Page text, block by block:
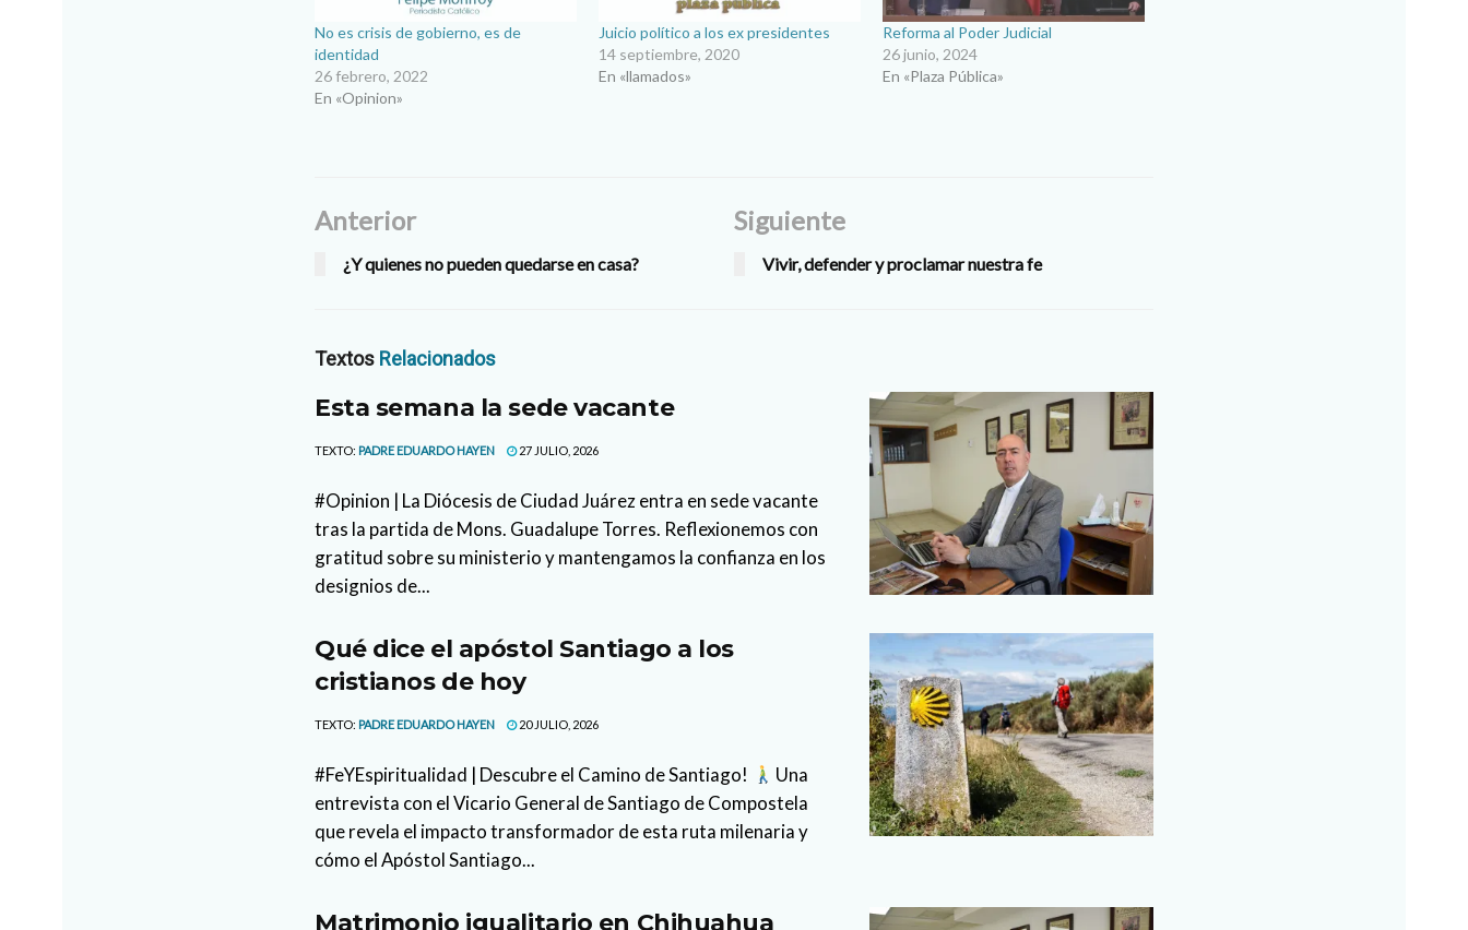
No es crisis de gobierno, es de
identidad
26 febrero, 2022
En «Opinion»
Juicio político a los ex presidentes
14 septiembre, 2020
En «llamados»
Reforma al Poder Judicial
26 junio, 2024
En «Plaza Pública»
Anterior
¿Y quienes no pueden quedarse en casa?
Siguiente
Vivir, defender y proclamar nuestra fe
Textos Relacionados
Esta semana la sede vacante
TEXTO: PADRE EDUARDO HAYEN 27 JULIO, 2026
#Opinion | La Diócesis de Ciudad Juárez entra en sede vacante
tras la partida de Mons. Guadalupe Torres. Reflexionemos con
gratitud sobre su ministerio y mantengamos la confianza en los
designios de...
Qué dice el apóstol Santiago a los
cristianos de hoy
TEXTO: PADRE EDUARDO HAYEN 20 JULIO, 2026
#FeYEspiritualidad | Descubre el Camino de Santiago!
Una
entrevista con el Vicario General de Santiago de Compostela
que revela el impacto transformador de esta ruta milenaria y
cómo el Apóstol Santiago...
Matrimonio igualitario en Chihuahua